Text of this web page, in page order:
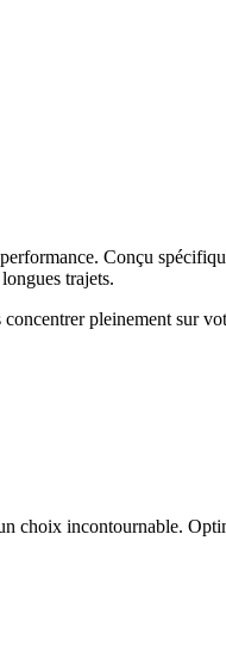
Conçu
trajets.
pleinement sur
choix incontournable.